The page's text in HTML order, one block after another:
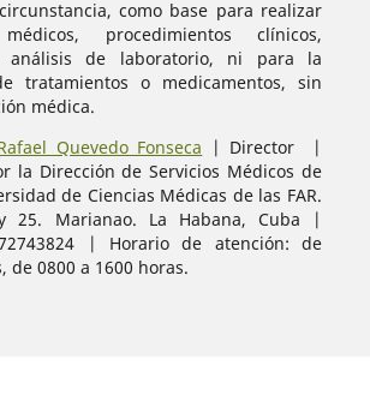
como base para realizar
procedimientos clínicos,
análisis de laboratorio, ni para la
tratamientos o medicamentos, sin
médica.
Quevedo Fonseca | Director |
la Dirección de Servicios Médicos de
de Ciencias Médicas de las FAR.
25. Marianao. La Habana, Cuba |
| Horario de atención: de
de 0800 a 1600 horas.